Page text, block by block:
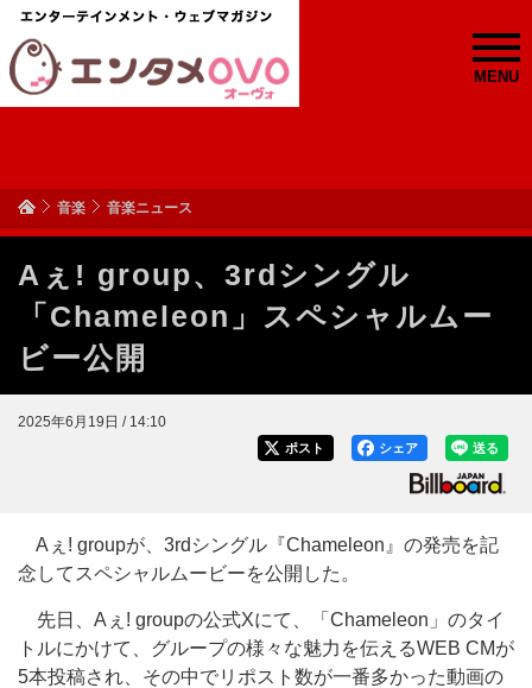
MENU
音楽 音楽ニュース
Aぇ! group、3rdシングル
「Chameleon」スペシャルムー
ビー公開
2025年6月19日 / 14:10
送る
シェア
ポスト
Aぇ! groupが、3rdシングル『Chameleon』の発売を記
念してスペシャルムービーを公開した。
先日、Aぇ! groupの公式Xにて、「Chameleon」のタイ
トルにかけて、グループの様々な魅力を伝えるWEB CMが
5本投稿され、その中でリポスト数が一番多かった動画の